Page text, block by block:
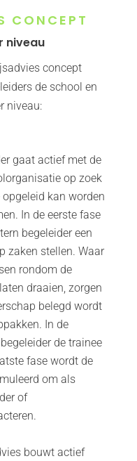
CONCEPT
niveau
concept
de school en
niveau:
gaat actief met de
op zoek
kan worden
In de eerste fase
begeleider een
zaken stellen. Waar
rondom de
draaien, zorgen
belegd wordt
In de
de trainee
fase wordt de
om als
of
bouwt actief